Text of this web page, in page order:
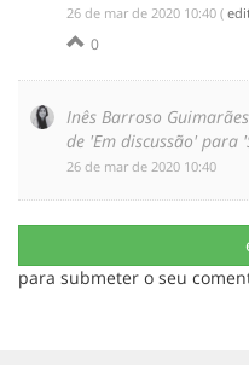
‎26 de mar de 2020 10:40 (
0
Inês Barroso
de 'Em discussão' para
‎26 de mar de 2020 10:40
para submeter o seu